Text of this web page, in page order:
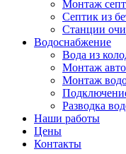
Монтаж
Септик из
Станции
Водоснабжение
Вода из
Монтаж
Монтаж
Разводка
Наши работы
Цены
Контакты